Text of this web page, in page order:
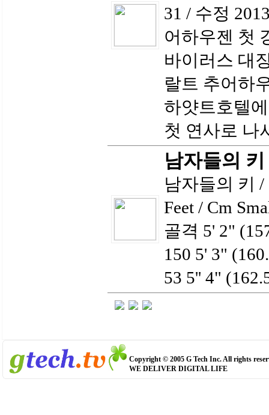
31 / 수정
어하우젠 첫
바이러스 대
랄트 추어하
하얏트호텔
첫 연사로 나
남자들의
남자들의 키
Feet / Cm
골격 5' 2"
150 5' 3"
53 5'' 4"
Copyright © 2005 G Tech Inc. All rights
WE DELIVER DIGITAL LIFE